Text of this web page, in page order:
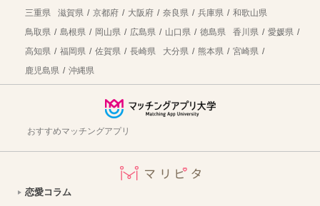
2026年8月7日 福島県浪江町へ移住しよう！仕事・住居・支援制度など移住に役立つ情報まとめ
日高市への移住！まちの魅力・仕事・住まい情報を徹底解説
三重県
滋賀県 京都府 大阪府 奈良県 兵庫県
和歌山県
鳥取県
島根県 岡山県 広島県 山口県 徳島県 香川県
愛媛県
高知県
福岡県 佐賀県 長崎県 大分県 熊本県
宮崎県
鹿児島県
沖縄県
おすすめマッチングアプリ
恋愛コラム